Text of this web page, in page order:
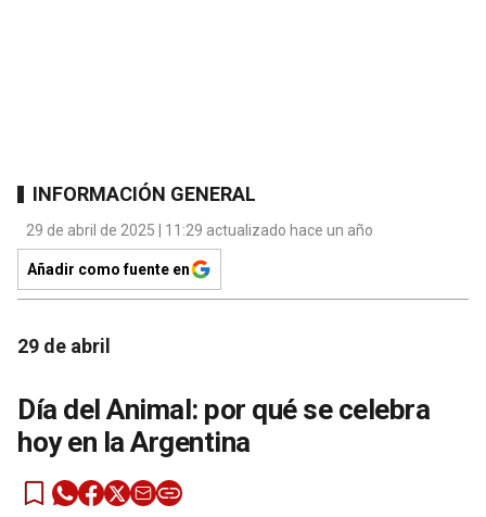
INFORMACIÓN GENERAL
29 de abril de 2025 | 11:29 actualizado hace un año
Añadir como fuente en
29 de abril
Día del Animal: por qué se celebra
hoy en la Argentina